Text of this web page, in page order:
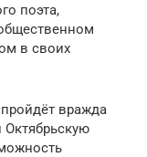
поэта,
в своих
вражда